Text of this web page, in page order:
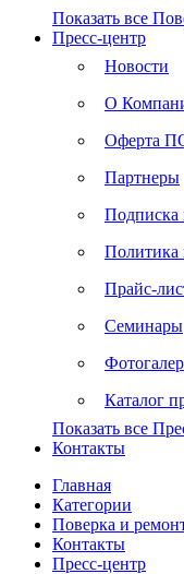
Показать все
Пресс-центр
Новости
О
Оферта
Партнеры
Подписка
Политика
Прайс-
Семинары
Каталог
Показать все
Контакты
Главная
Категории
Поверка и
Контакты
Пресс-центр